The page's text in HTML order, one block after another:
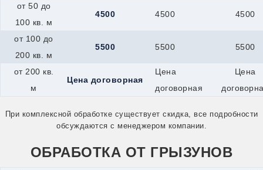
Лыткарино
Мамадыш
Минеральные-Воды
Минусинск
Мичуринск
Можга
Муром
Наро-Фоминск
от 50 до
100 кв. м
4500 4500 4500
от 100 до
200 кв. м
5500 5500 5500
от 200 кв.
м
Цена договорная
Цена
договорная
Цена
При комплексной обработке существует скидка, все подробности
обсуждаются с менеджером компании.
ОБРАБОТКА ОТ ГРЫЗУНОВ